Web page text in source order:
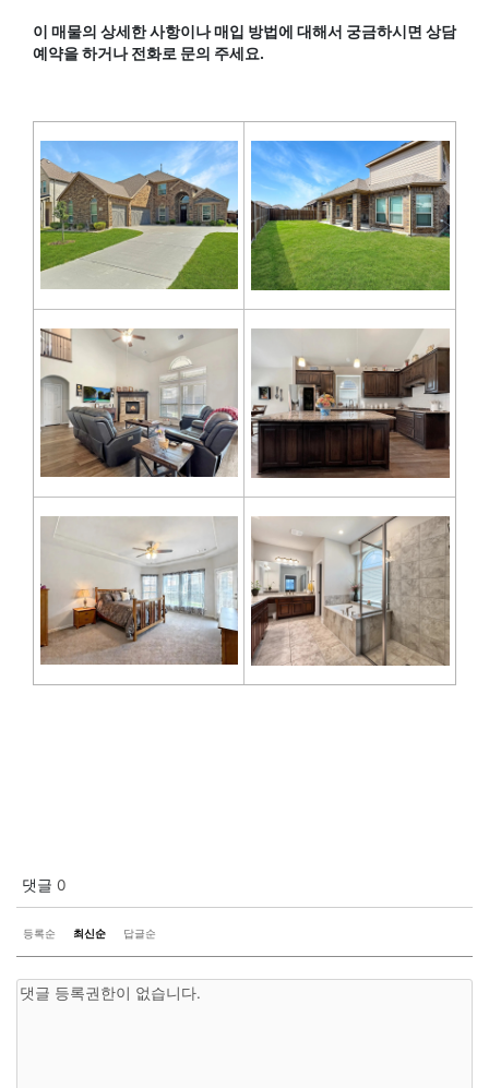
이 매물의 상세한 사항이나 매입 방법에 대해서 궁금하시면 상담
예약을 하거나 전화로 문의 주세요.
댓글 0
등록순 최신순 답글순